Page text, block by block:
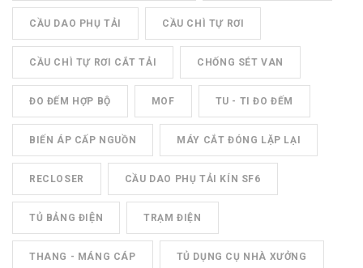
CẦU DAO PHỤ TẢI CẦU CHÌ TỰ RƠI
CẦU CHÌ TỰ RƠI CẮT TẢI CHỐNG SÉT VAN
ĐO ĐẾM HỢP BỘ MOF TU - TI ĐO ĐẾM
BIẾN ÁP CẤP NGUỒN MÁY CẮT ĐÓNG LẶP LẠI
RECLOSER CẦU DAO PHỤ TẢI KÍN SF6
TỦ BẢNG ĐIỆN TRẠM ĐIỆN
THANG - MÁNG CÁP TỦ DỤNG CỤ NHÀ XƯỞNG